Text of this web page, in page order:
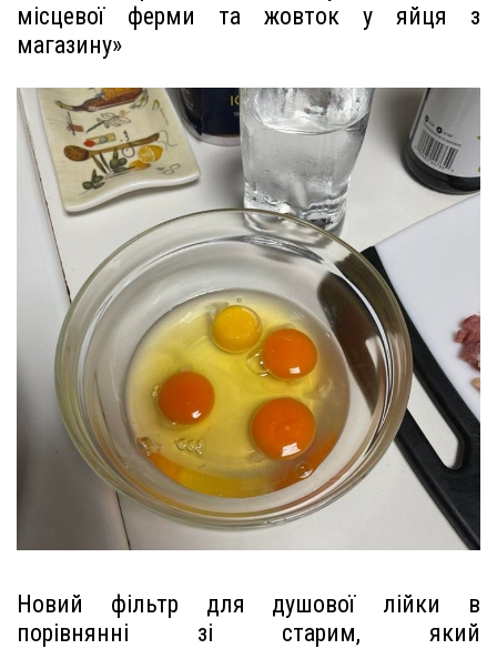
місцевої ферми та жовток у яйця з
магазину»
Новий фільтр для душової лійки в
порівнянні зі старим, який